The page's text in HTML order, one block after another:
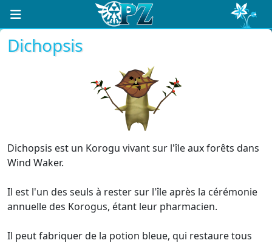
Dichopsis
Dichopsis est un Korogu vivant sur l'île aux forêts dans
Wind Waker.
Il est l'un des seuls à rester sur l'île après la cérémonie
annuelle des Korogus, étant leur pharmacien.
Il peut fabriquer de la potion bleue, qui restaure tous